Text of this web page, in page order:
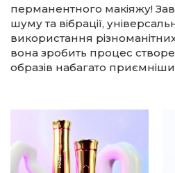
перманентного макіяжу!
шуму та вібрації,
використання
вона зробить процес
образів набагато